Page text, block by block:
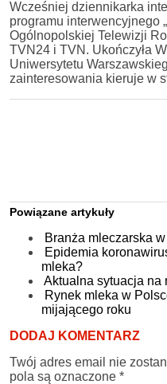
Wcześniej dziennikarka
programu interwencyjnego
Ogólnopolskiej Telewizji
TVN24 i TVN. Ukończyła
Uniwersytetu
zainteresowania kieruje w
Powiązane artykuły
Branża mleczarska
Epidemia
mleka?
Aktualna sytuacja na
Rynek mleka w
mijającego roku
DODAJ KOMENTARZ
Twój adres email nie
pola są oznaczone *